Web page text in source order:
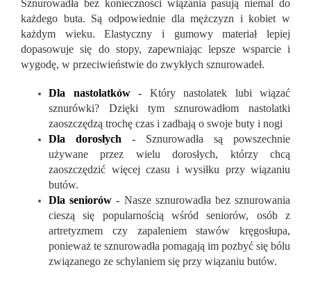
Sznurowadła bez konieczności wiązania pasują niemal do
każdego buta. Są odpowiednie dla mężczyzn i kobiet w
każdym wieku. Elastyczny i gumowy materiał lepiej
dopasowuje się do stopy, zapewniając lepsze wsparcie i
wygodę, w przeciwieństwie do zwykłych sznurowadeł.
Dla nastolatków- Który nastolatek lubi wiązać
sznurówki? Dzięki tym sznurowadłom nastolatki
zaoszczędzą trochę czas i zadbają o swoje buty i nogi
Dla dorosłych - Sznurowadła są powszechnie
używane przez wielu dorosłych, którzy chcą
zaoszczędzić więcej czasu i wysiłku przy wiązaniu
butów.
Dla seniorów - Nasze sznurowadła bez sznurowania
cieszą się popularnością wśród seniorów, osób z
artretyzmem czy zapaleniem stawów kręgosłupa,
ponieważ te sznurowadła pomagają im pozbyć się bólu
związanego ze schylaniem się przy wiązaniu butów.